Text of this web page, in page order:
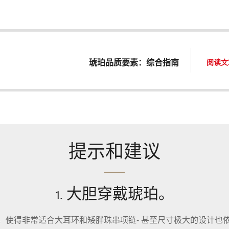
琥珀品质要素：综合指南 阅读
提示和建议
1. 大胆穿戴琥珀。
使得非常适合大耳环和矮胖珠串项链- 甚至尺寸极大的设计也